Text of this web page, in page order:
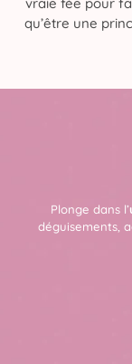
vraie fée pour
qu’être une
Plonge dans l’
déguisements,